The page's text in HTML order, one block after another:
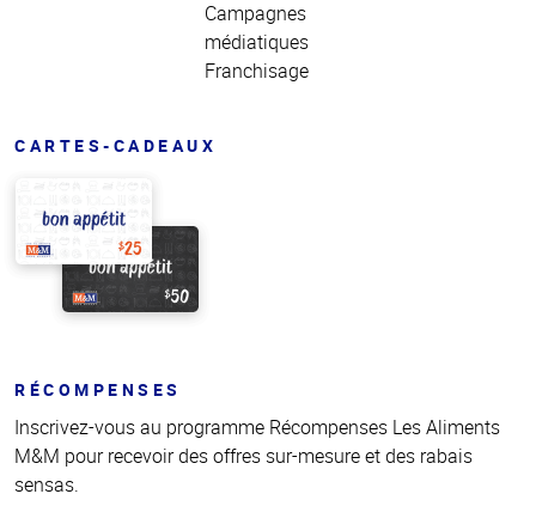
Campagnes
médiatiques
Franchisage
CARTES-CADEAUX
RÉCOMPENSES
Inscrivez-vous au programme Récompenses Les Aliments
M&M pour recevoir des offres sur-mesure et des rabais
sensas.